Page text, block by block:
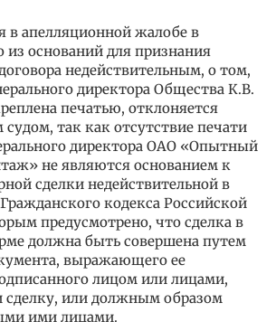
в апелляционной жалобе в
из оснований для признания
недействительным, о том,
директора Общества К.В.
печатью, отклоняется
так как отсутствие печати
директора ОАО «Опытный
не являются основанием к
сделки недействительной в
Гражданского кодекса Российской
предусмотрено, что сделка в
должна быть совершена путем
выражающего ее
лицом или лицами,
или должным образом
ими лицами.